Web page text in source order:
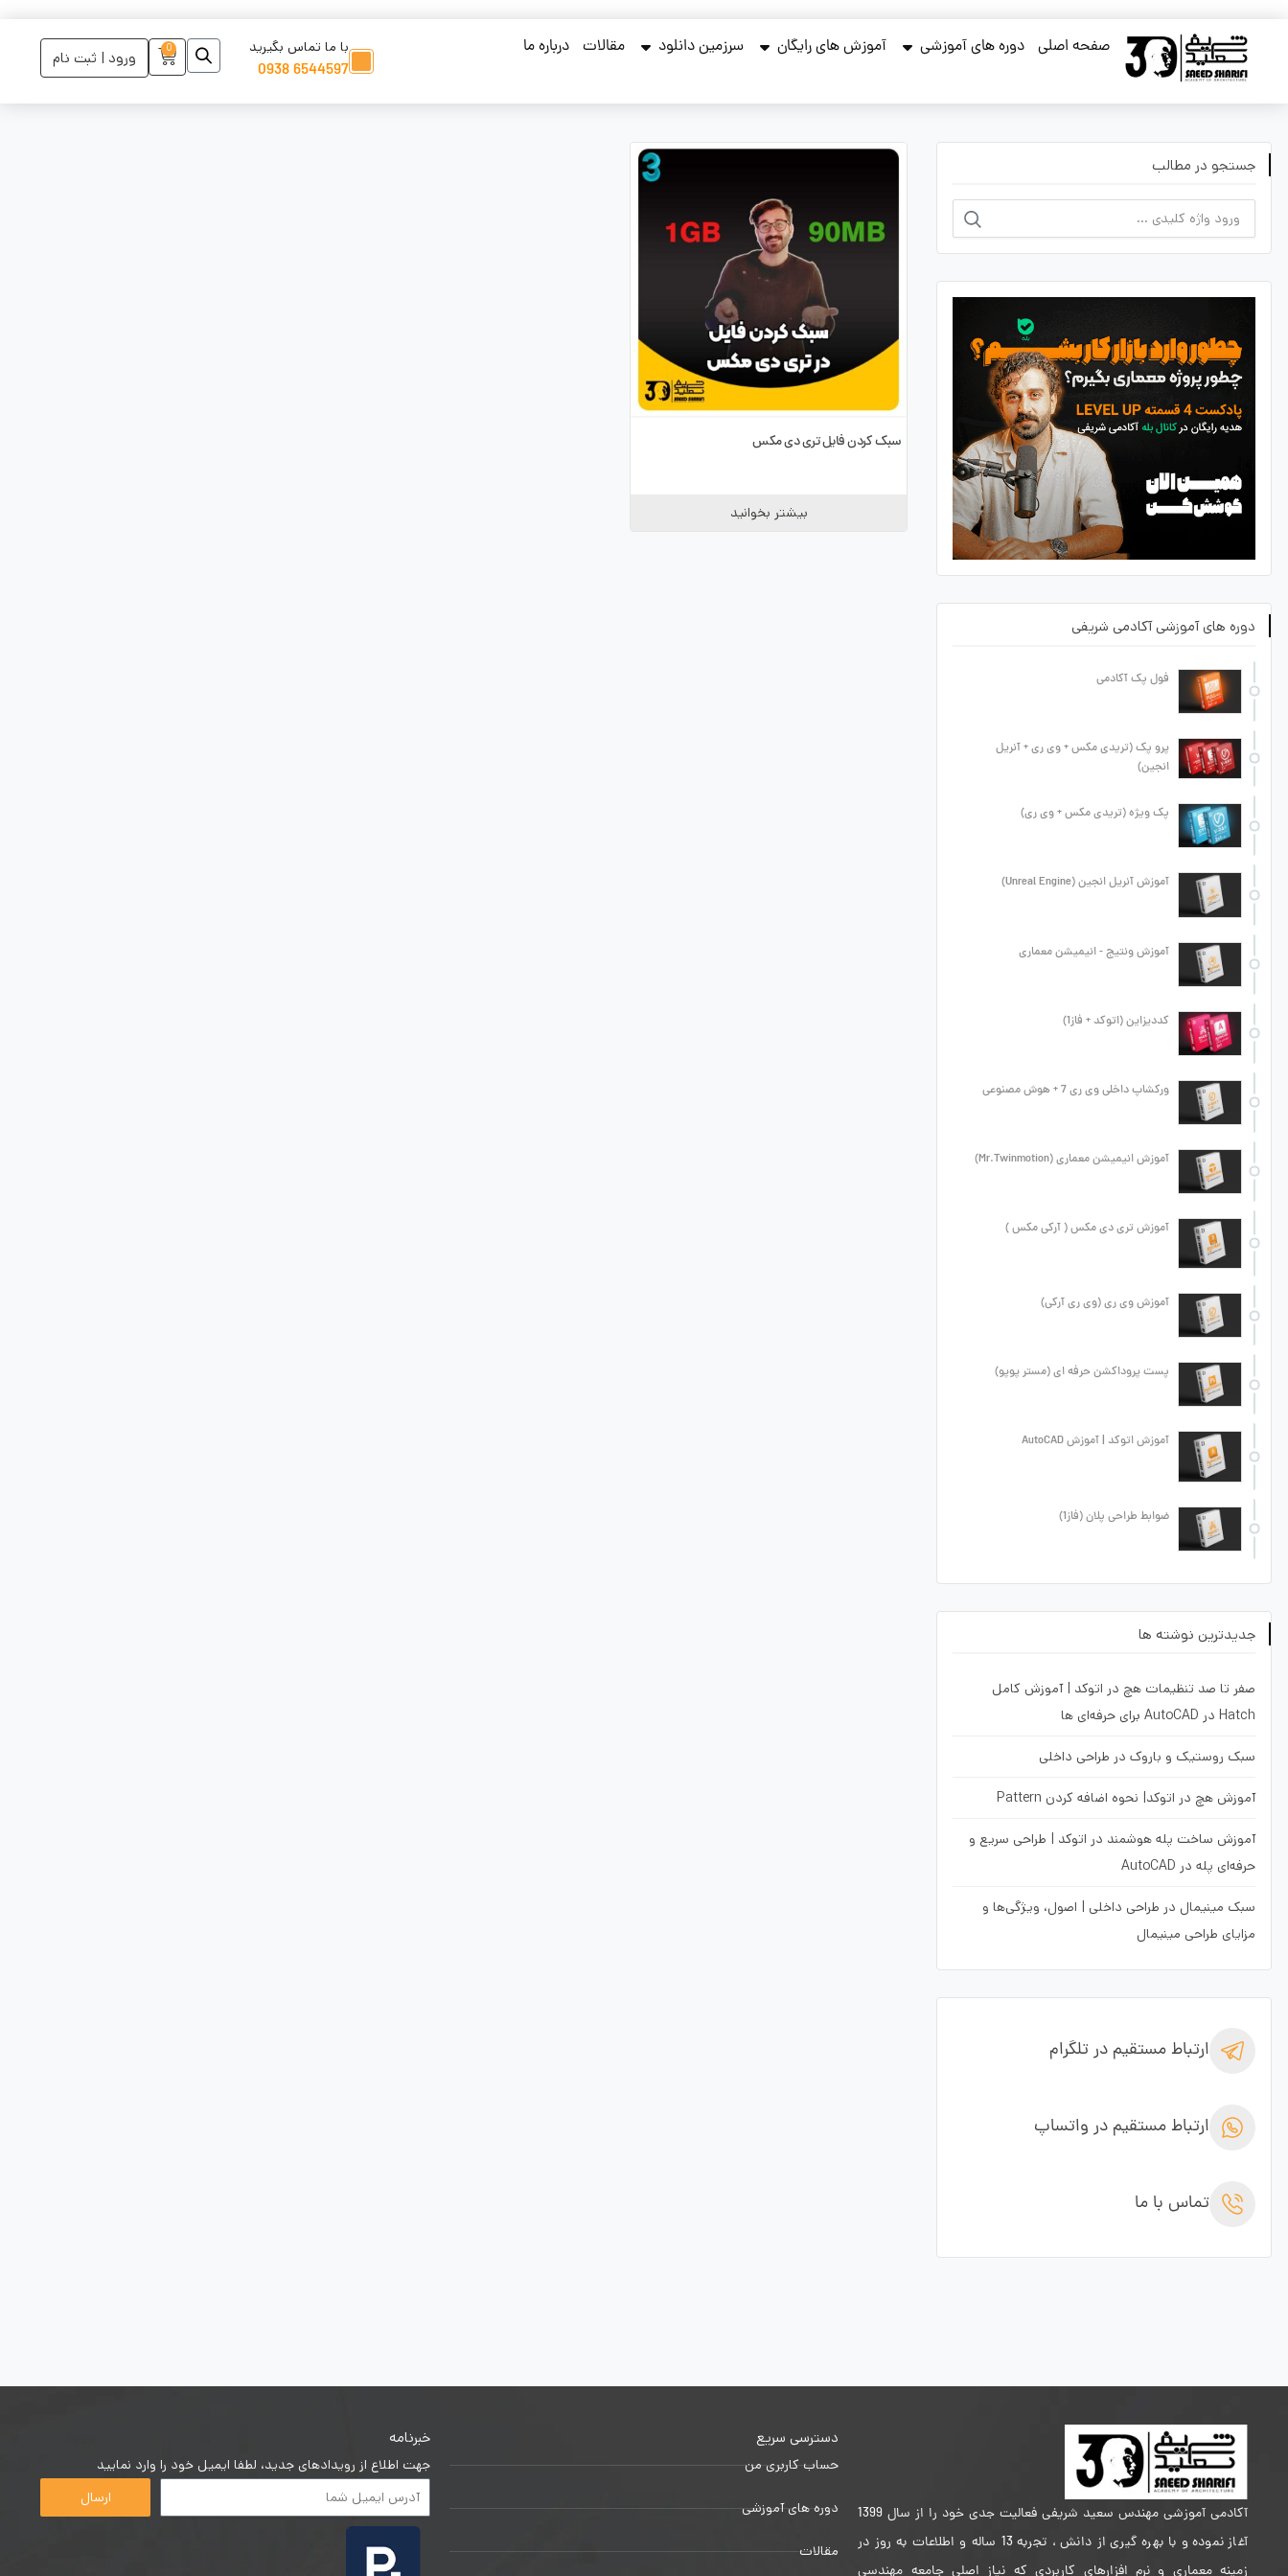
صفحه اصلی دوره های آموزشی آموزش های رایگان سرزمین دانلود مقالات درباره ما ورود | ثبت نام 0 با ما تماس بگیرید
6544597 0938
سبک کردن فایل تری دی مکس
بیشتر بخوانید
جستجو در مطالب
دوره های آموزشی آکادمی شریفی
فول پک آکادمی
پرو پک (تریدی مکس + وی ری + آنریل
انجین)
پک ویژه (تریدی مکس + وی ری)
آموزش آنریل انجین (Unreal Engine)
آموزش ونتیج - انیمیشن معماری
کددیزاین (اتوکد + فاز1)
ورکشاپ داخلی وی ری 7 + هوش مصنوعی
آموزش انیمیشن معماری (Mr.Twinmotion)
آموزش تری دی مکس ( آرکی مکس )
آموزش وی ری (وی ری آرکی)
پست پروداکشن حرفه ای (مستر پوپو)
آموزش اتوکد | آموزش AutoCAD
ضوابط طراحی پلان (فاز1)
جدیدترین نوشته ها
صفر تا صد تنظیمات هچ در اتوکد | آموزش کامل
Hatch در AutoCAD برای حرفه‌ای ها
سبک روستیک و باروک در طراحی داخلی
آموزش هچ در اتوکد| نحوه اضافه کردن Pattern
آموزش ساخت پله هوشمند در اتوکد | طراحی سریع و
حرفه‌ای پله در AutoCAD
سبک مینیمال در طراحی داخلی | اصول، ویژگی‌ها و
مزایای طراحی مینیمال
ارتباط مستقیم در تلگرام
ارتباط مستقیم در واتساپ
تماس با ما
آکادمی آموزشی مهندس سعید شریفی فعالیت جدی خود را از سال 1399
آغاز نموده و با بهره گیری از دانش ، تجربه 13 ساله و اطلاعات به روز در
زمینه معماری و نرم افزارهای کاربردی که نیاز اصلی جامعه مهندسی
دسترسی سریع
حساب کاربری من
دوره های آموزشی
مقالات
خبرنامه
جهت اطلاع از رویدادهای جدید، لطفا ایمیل خود را وارد نمایید
ارسال